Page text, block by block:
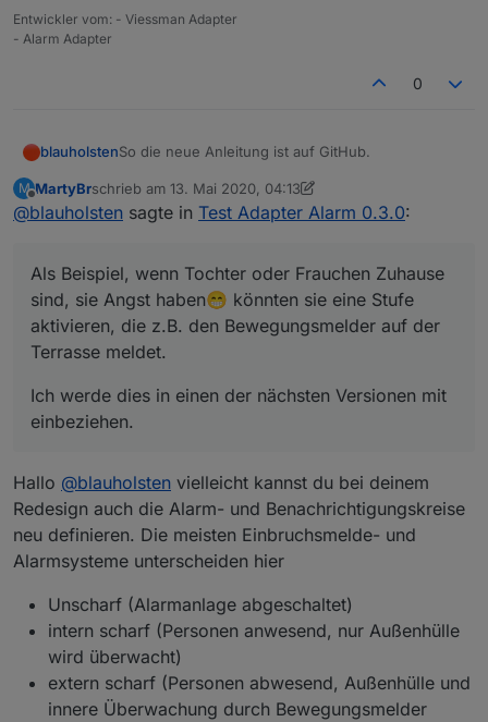
Entwickler vom: - Viessman Adapter
- Alarm Adapter
0
blauholstenSo die neue Anleitung ist auf GitHub.
Da ja mehrfach der Wunsch geäußert wurde, dass
es eine Überwachung auch bei Anwesenheit
Situation eingefallen und ich kann das besser
nachvollziehen.
Stufe aktivieren, die z.B. den Bewegungsmelder
auf der Terrasse meldet.
Ich werde dies in einen der nächsten Versionen
mit einbeziehen.
M
Offline
MartyBrschrieb am 13. Mai 2020, 04:13
zuletzt editiert von MartyBr
@blauholsten sagte in Test Adapter Alarm 0.3.0:
Als Beispiel, wenn Tochter oder Frauchen Zuhause
sind, sie Angst haben😁 könnten sie eine Stufe
aktivieren, die z.B. den Bewegungsmelder auf der
Terrasse meldet.
Ich werde dies in einen der nächsten Versionen mit
einbeziehen.
Hallo @blauholsten vielleicht kannst du bei deinem
Redesign auch die Alarm- und Benachrichtigungskreise
neu definieren. Die meisten Einbruchsmelde- und
Alarmsysteme unterscheiden hier
Unscharf (Alarmanlage abgeschaltet)
intern scharf (Personen anwesend, nur Außenhülle
wird überwacht)
extern scharf (Personen abwesend, Außenhülle und
innere Überwachung durch Bewegungsmelder